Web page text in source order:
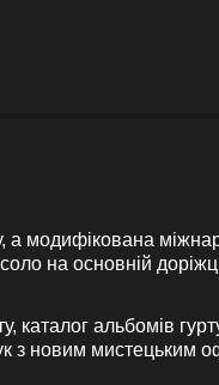
а модифікована
на основній
каталог альбомів
з новим